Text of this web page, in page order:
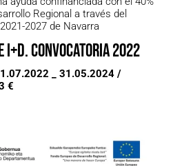
Regional a través del
2027 de Navarra
Convocatoria 2022
_ 31.05.2024 /
€